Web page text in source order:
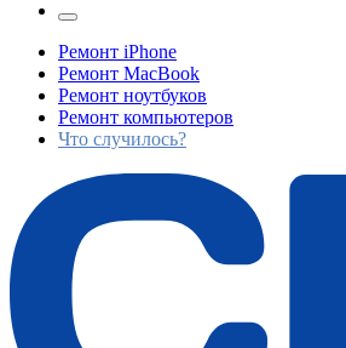
Ремонт iPhone
Ремонт MacBook
Ремонт ноутбуков
Ремонт компьютеров
Что случилось?